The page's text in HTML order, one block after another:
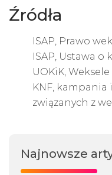
Źródła
ISAP, Prawo
ISAP, Ustawa
UOKiK,
KNF,
związanych z
Najnowsze